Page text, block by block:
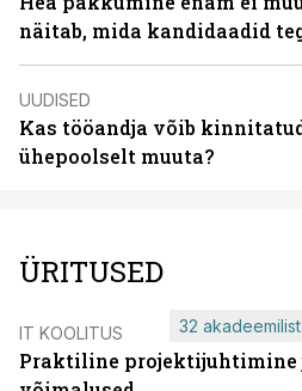
näitab, mida kandidaadid
UUDISED
Kas tööandja võib
ühepoolselt muuta?
ÜRITUSED
IT KOOLITUS
Praktiline projektijuhtimine
32